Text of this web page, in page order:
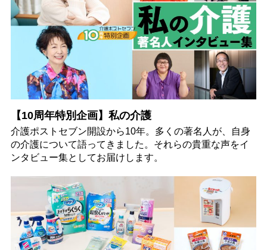
【10周年特別企画】私の介護
介護ポストセブン開設から10年。多くの著名人が、自身
の介護について語ってきました。それらの貴重な声をイ
ンタビュー集としてお届けします。